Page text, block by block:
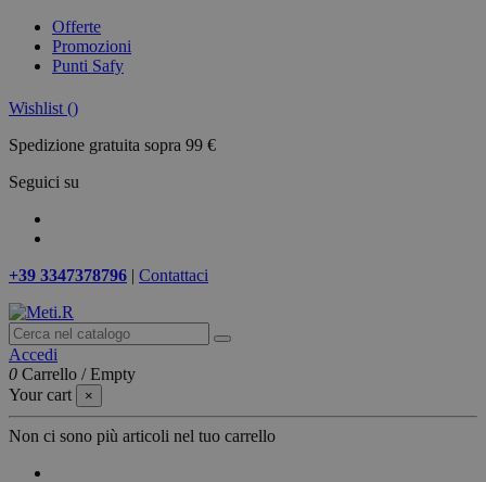
Offerte
Promozioni
Punti Safy
Wishlist ()
Spedizione gratuita sopra 99 €
Seguici su
+39 3347378796 | Contattaci
Accedi
0 Carrello /Empty
Your cart
×
Non ci sono più articoli nel tuo carrello